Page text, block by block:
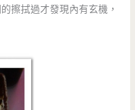
擦拭過才發現內有玄機，